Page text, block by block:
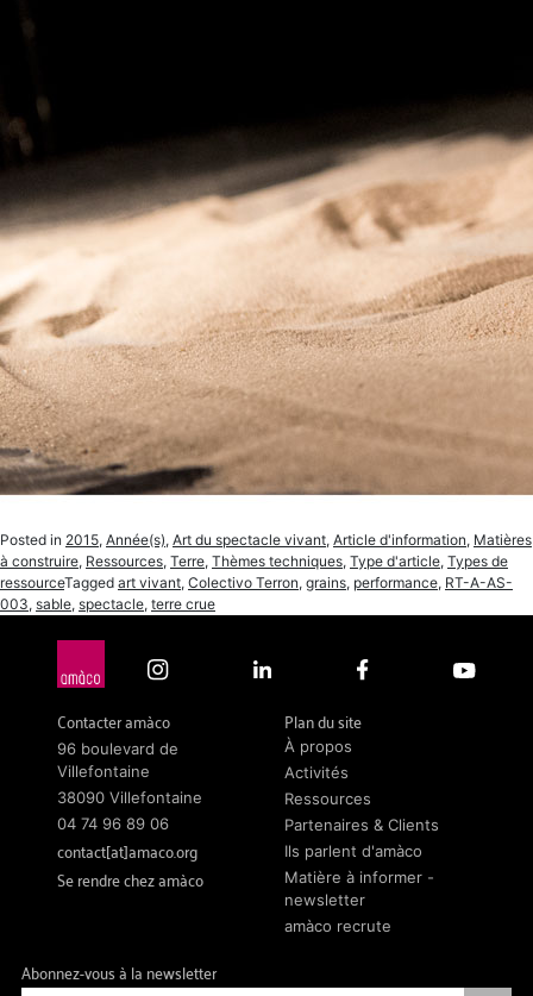
Posted in 2015, Année(s), Art du spectacle vivant, Article d'information, Matières
à construire, Ressources, Terre, Thèmes techniques, Type d'article, Types de
ressourceTagged art vivant, Colectivo Terron, grains, performance, RT-A-AS-
003, sable, spectacle, terre crue
Contacter amàco
96 boulevard de
Villefontaine
38090 Villefontaine
04 74 96 89 06
contact[at]amaco.org
Se rendre chez amàco
Plan du site
À propos
Activités
Ressources
Partenaires & Clients
Ils parlent d'amàco
Matière à informer -
newsletter
amàco recrute
Abonnez-vous à la newsletter